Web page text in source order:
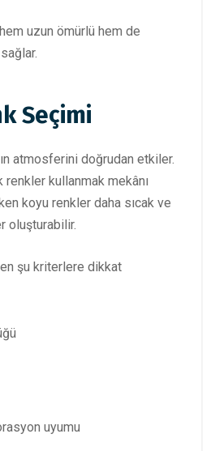
uzun ömürlü hem de
Seçimi
atmosferini doğrudan etkiler.
renkler kullanmak mekânı
koyu renkler daha sıcak ve
oluşturabilir.
şu kriterlere dikkat
uyumu